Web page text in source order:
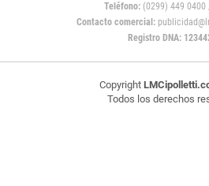
Teléfono: (0299) 449 0400
Contacto comercial:
Registro DNA:
Copyright
Todos los derechos